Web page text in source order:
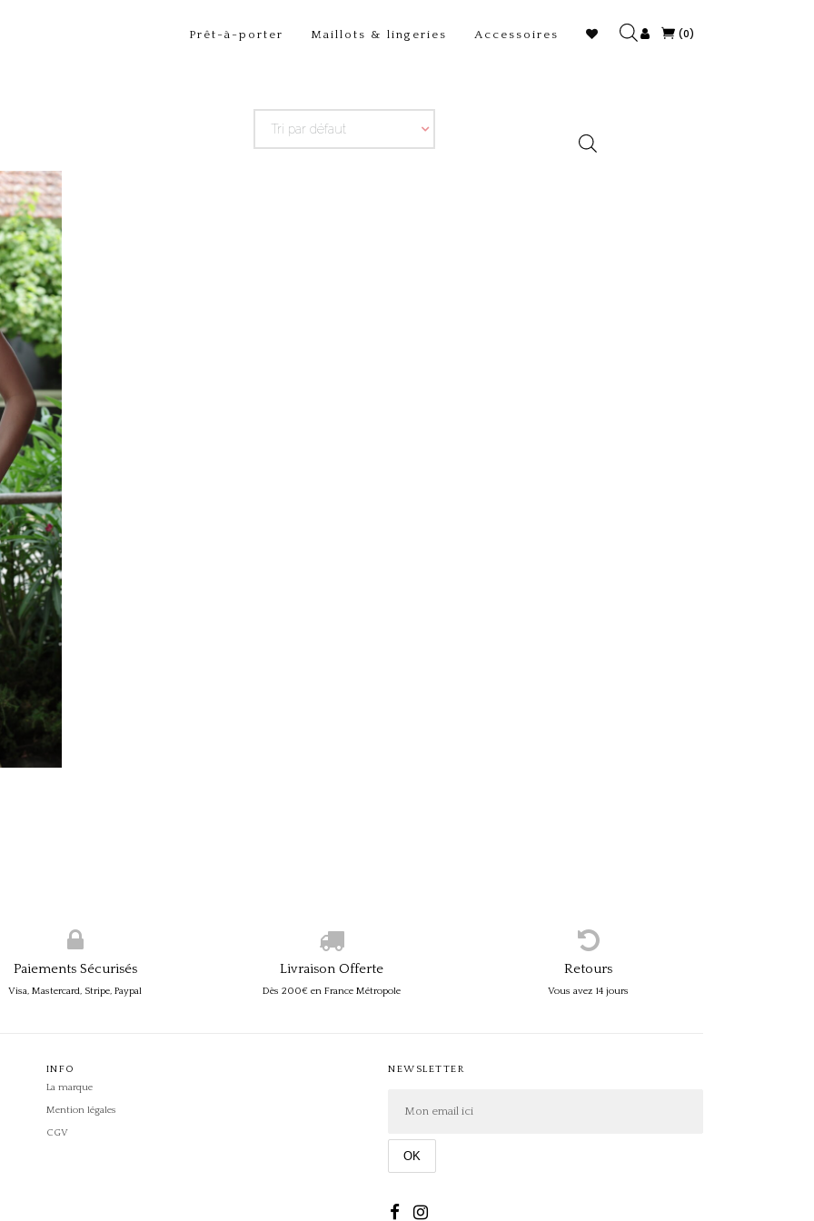
Prêt-à-porter Maillots & lingeries Accessoires (0)
Tri par défaut
Paiements Sécurisés
Visa, Mastercard, Stripe, Paypal
Livraison Offerte
Dès 200€ en France Métropole
Retours
Vous avez 14 jours
INFO
La marque
Mention légales
CGV
NEWSLETTER